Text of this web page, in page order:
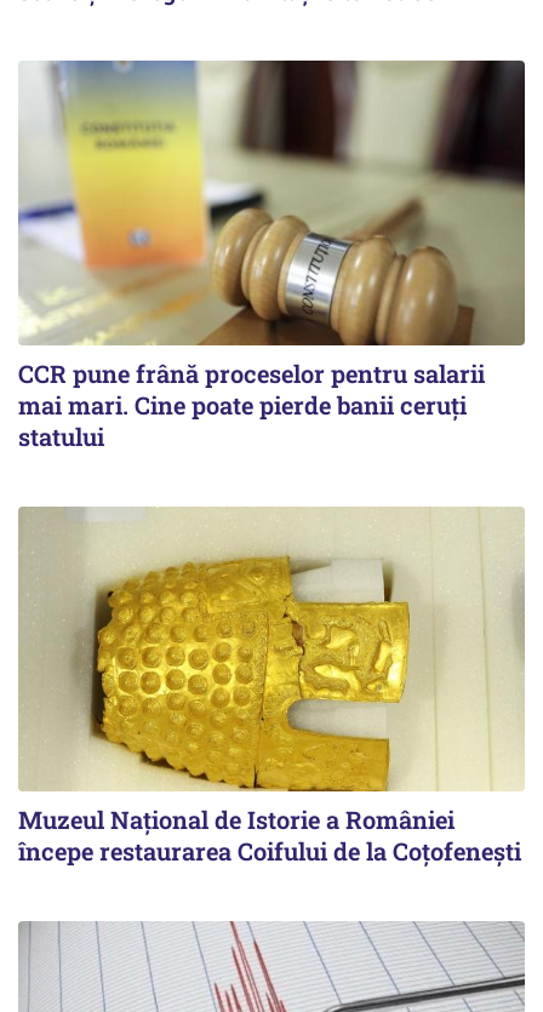
CCR pune frână proceselor pentru salarii
mai mari. Cine poate pierde banii ceruți
statului
Muzeul Național de Istorie a României
începe restaurarea Coifului de la Coțofenești